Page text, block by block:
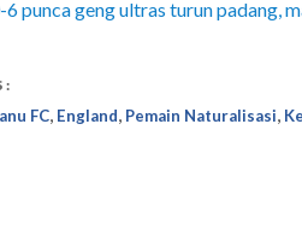
punca geng ultras turun padang,
:
FC, England, Pemain Naturalisasi,